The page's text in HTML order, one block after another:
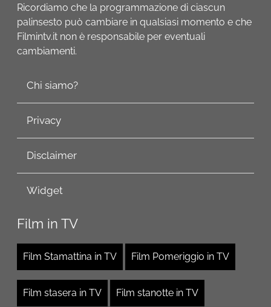
Ricordiamo che la programmazione di ciascun
palinsesto può cambiare in qualsiasi momento e che
Filmintv.it non è responsabile per eventuali
cambiamenti.
Chi siamo?
Privacy
Disclaimer
Widget
Film in TV
Film Stamattina in TV Film Pomeriggio in TV
Film stasera in TV Film stanotte in TV